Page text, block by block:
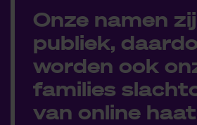
Onze namen
publiek,
worden ook
families
van online